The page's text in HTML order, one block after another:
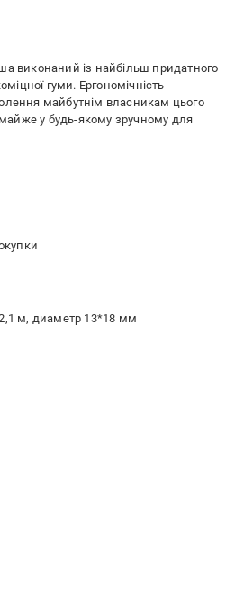
виконаний із найбільш придатного
гуми. Ергономічність
майбутнім власникам цього
у будь-якому зручному для
м, диаметр 13*18 мм